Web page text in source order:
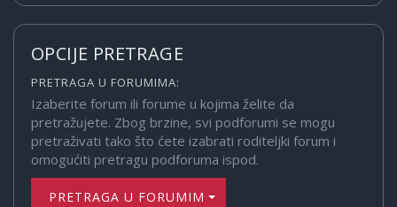
OPCIJE PRETRAGE
PRETRAGA U FORUMIMA:
Izaberite forum ili forume u kojima želite da
pretražujete. Zbog brzine, svi podforumi se mogu
pretraživati tako što ćete izabrati roditeljki forum i
omogućiti pretragu podforuma ispod.
PRETRAGA U FORUMIMA